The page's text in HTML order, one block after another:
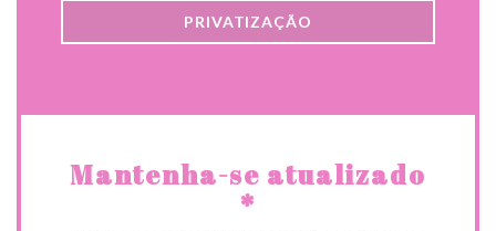
PRIVATIZAÇÃO
Mantenha-se atualizado
*